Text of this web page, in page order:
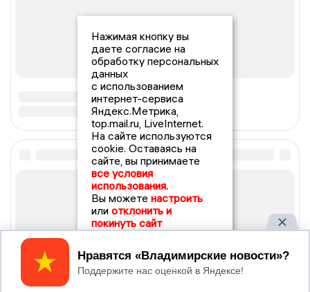
Нажимая кнопку вы
даете согласие на
обработку персональных
данных
с использованием
интернет-сервиса
Яндекс.Метрика,
top.mail.ru, LiveInternet.
На сайте используются
cookie. Оставаясь на
сайте, вы принимаете
все условия
использования.
Вы можете настроить
или отклонить и
покинуть сайт
Принять